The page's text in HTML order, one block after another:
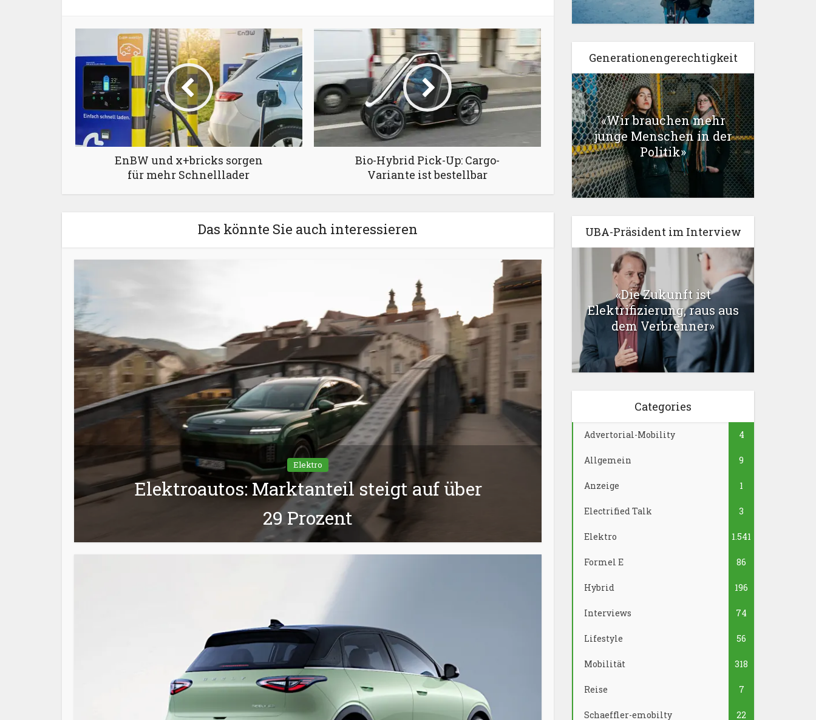
EnBW und x+bricks sorgen
für mehr Schnelllader
Bio-Hybrid Pick-Up: Cargo-
Variante ist bestellbar
Das könnte Sie auch interessieren
Elektro
Elektroautos: Marktanteil steigt auf über
29 Prozent
Generationengerechtigkeit
«Wir brauchen mehr
junge Menschen in der
Politik»
UBA-Präsident im Interview
«Die Zukunft ist
Elektrifizierung, raus aus
dem Verbrenner»
Categories
Advertorial-Mobility 4
Allgemein 9
Anzeige 1
Electrified Talk 3
Elektro 1.541
Formel E 86
Hybrid 196
Interviews 74
Lifestyle 56
Mobilität 318
Reise 7
Schaeffler-emobilty 22